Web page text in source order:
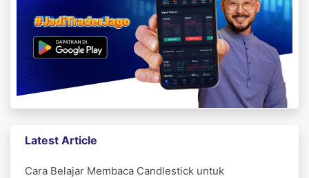
Latest Article
Cara Belajar Membaca Candlestick untuk